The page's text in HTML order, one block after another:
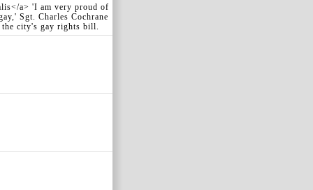
a> 'I am very proud of
Sgt. Charles Cochrane
the city's gay rights bill.